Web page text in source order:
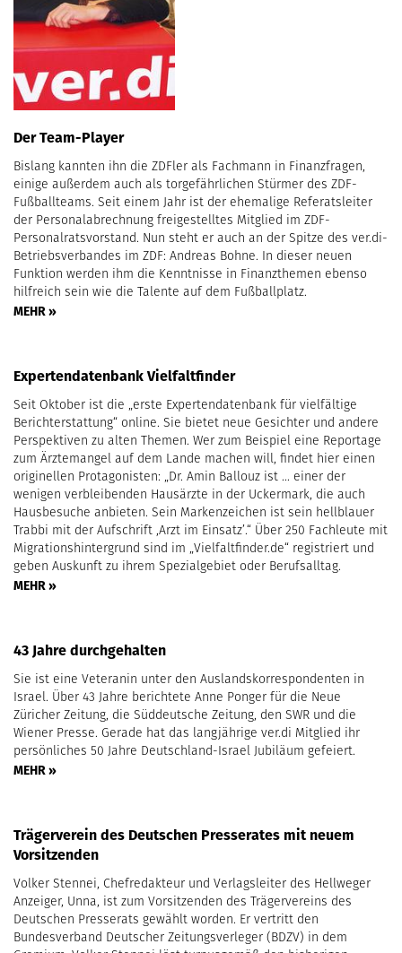
Der Team-Player
Bislang kannten ihn die ZDFler als Fachmann in Finanzfragen,
einige außerdem auch als torgefährlichen Stürmer des ZDF-
Fußballteams. Seit einem Jahr ist der ehemalige Referatsleiter
der Personalabrechnung freigestelltes Mitglied im ZDF-
Personalratsvorstand. Nun steht er auch an der Spitze des ver.di-
Betriebsverbandes im ZDF: Andreas Bohne. In dieser neuen
Funktion werden ihm die Kenntnisse in Finanzthemen ebenso
hilfreich sein wie die Talente auf dem Fußballplatz.
MEHR »
Expertendatenbank Vielfaltfinder
Seit Oktober ist die „erste Expertendatenbank für vielfältige
Berichterstattung“ online. Sie bietet neue Gesichter und andere
Perspektiven zu alten Themen. Wer zum Beispiel eine Reportage
zum Ärztemangel auf dem Lande machen will, findet hier einen
originellen Protagonisten: „Dr. Amin Ballouz ist ... einer der
wenigen verbleibenden Hausärzte in der Uckermark, die auch
Hausbesuche anbieten. Sein Markenzeichen ist sein hellblauer
Trabbi mit der Aufschrift ,Arzt im Einsatz’.“ Über 250 Fachleute mit
Migrationshintergrund sind im „Vielfaltfinder.de“ registriert und
geben Auskunft zu ihrem Spezialgebiet oder Berufsalltag.
MEHR »
43 Jahre durchgehalten
Sie ist eine Veteranin unter den Auslandskorrespondenten in
Israel. Über 43 Jahre berichtete Anne Ponger für die Neue
Züricher Zeitung, die Süddeutsche Zeitung, den SWR und die
Wiener Presse. Gerade hat das langjährige ver.di Mitglied ihr
persönliches 50 Jahre Deutschland-Israel Jubiläum gefeiert.
MEHR »
Trägerverein des Deutschen Presserates mit neuem
Vorsitzenden
Volker Stennei, Chefredakteur und Verlagsleiter des Hellweger
Anzeiger, Unna, ist zum Vorsitzenden des Trägervereins des
Deutschen Presserats gewählt worden. Er vertritt den
Bundesverband Deutscher Zeitungsverleger (BDZV) in dem